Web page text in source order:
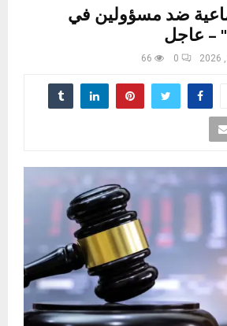
ضد مسؤولين في
– عاجل
0
66